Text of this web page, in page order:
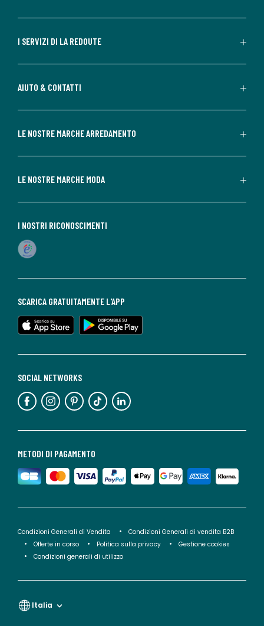
I SERVIZI DI LA REDOUTE
AIUTO & CONTATTI
LE NOSTRE MARCHE ARREDAMENTO
LE NOSTRE MARCHE MODA
METODI DI PAGAMENTO
SOCIAL NETWORKS
SCARICA GRATUITAMENTE L'APP
I NOSTRI RICONOSCIMENTI
Condizioni Generali di Vendita
Condizioni Generali di vendita B2B
Offerte in corso
Politica sulla privacy
Gestione cookies
Condizioni generali di utilizzo
Italia